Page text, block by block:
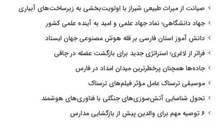
صیانت از میراث طبیعی شیراز با اولویت‌بخشی به زیرساخت‌های آبیاری
جهاد دانشگاهی؛ نماد جهاد علمی و امید به آینده علمی کشور
دانش آموز استان فارسی بر قله هوش مصنوعی جهان ایستاد
فراتر از لاغری؛ استراتژی جدید برای بازگشت عضله در چاقی
جاده‌ها همچنان پرخطرترین میدان امداد در فارس
موسیقی ترسناک عامل مؤثر فیلم‌های ترسناک
تحول شناسایی آتش‌سوزی‌های جنگلی با فناوری‌های هوشمند
۶ توصیه مهم برای والدین پیش از بازگشایی مدارس